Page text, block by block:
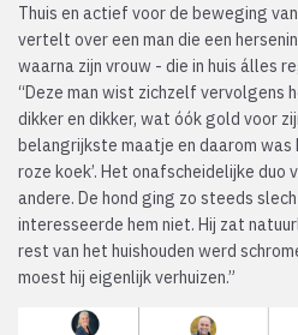
Thuis en actief voor de beweging
vertelt over een man die een
waarna zijn vrouw - die in huis álles
“Deze man wist zichzelf vervolgens
dikker en dikker, wat óók gold voor
belangrijkste maatje en daarom was
roze koek’. Het onafscheidelijke duo
andere. De hond ging zo steeds
interesseerde hem niet. Hij zat
rest van het huishouden werd
moest hij eigenlijk verhuizen.”